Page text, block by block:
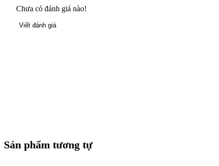
Chưa có đánh giá nào!
Viết đánh giá
Sản phẩm tương tự